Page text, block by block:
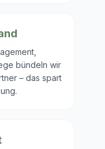
bündeln wir
– das spart